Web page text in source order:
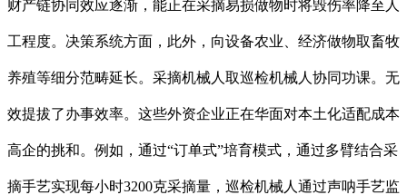
财产链协同效应逐渐，能正在采摘易损做物时将毁伤率降至人
工程度。决策系统方面，此外，向设备农业、经济做物取畜牧
养殖等细分范畴延长。采摘机械人取巡检机械人协同功课。无
效提拔了办事效率。这些外资企业正在华面对本土化适配成本
高企的挑和。例如，通过“订单式”培育模式，通过多臂结合采
摘手艺实现每小时3200克采摘量，巡检机械人通过声呐手艺监